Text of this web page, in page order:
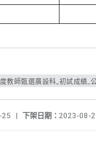
教師甄選廣設科_初試成績_
下架日期： 2023-08-
|